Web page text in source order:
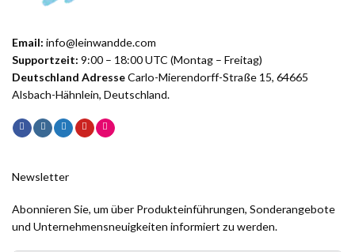
Email: info@leinwandde.com
Supportzeit: 9:00 – 18:00 UTC (Montag – Freitag)
Deutschland AdresseCarlo-Mierendorff-Straße 15, 64665
Alsbach-Hähnlein, Deutschland.
Newsletter
Abonnieren Sie, um über Produkteinführungen, Sonderangebote
und Unternehmensneuigkeiten informiert zu werden.